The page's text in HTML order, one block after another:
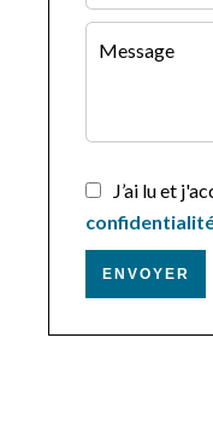
J’ai lu et
ENVOYER